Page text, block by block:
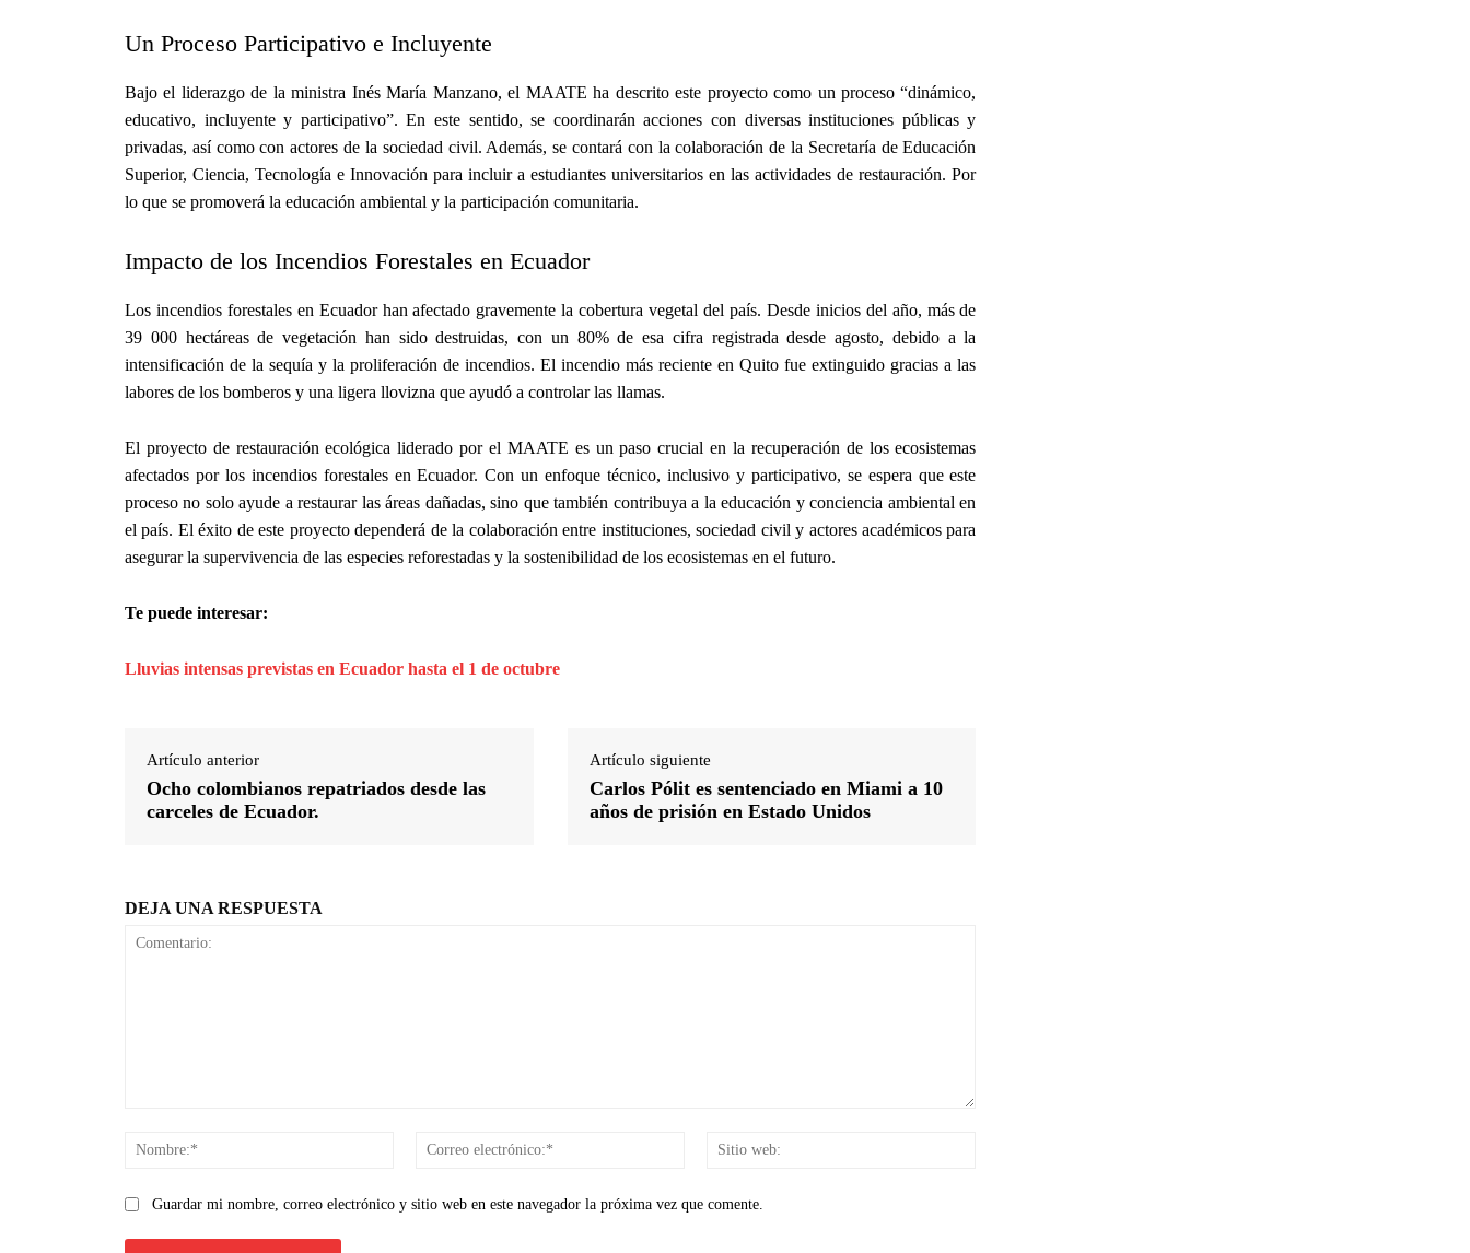
Un Proceso Participativo e Incluyente
Bajo el liderazgo de la ministra Inés María Manzano, el MAATE ha descrito este proyecto como un proceso “dinámico,
educativo, incluyente y participativo”. En este sentido, se coordinarán acciones con diversas instituciones públicas y
privadas, así como con actores de la sociedad civil. Además, se contará con la colaboración de la Secretaría de Educación
Superior, Ciencia, Tecnología e Innovación para incluir a estudiantes universitarios en las actividades de restauración. Por
lo que se promoverá la educación ambiental y la participación comunitaria.
Impacto de los Incendios Forestales en Ecuador
Los incendios forestales en Ecuador han afectado gravemente la cobertura vegetal del país. Desde inicios del año, más de
39 000 hectáreas de vegetación han sido destruidas, con un 80% de esa cifra registrada desde agosto, debido a la
intensificación de la sequía y la proliferación de incendios. El incendio más reciente en Quito fue extinguido gracias a las
labores de los bomberos y una ligera llovizna que ayudó a controlar las llamas.
El proyecto de restauración ecológica liderado por el MAATE es un paso crucial en la recuperación de los ecosistemas
afectados por los incendios forestales en Ecuador. Con un enfoque técnico, inclusivo y participativo, se espera que este
proceso no solo ayude a restaurar las áreas dañadas, sino que también contribuya a la educación y conciencia ambiental en
el país. El éxito de este proyecto dependerá de la colaboración entre instituciones, sociedad civil y actores académicos para
asegurar la supervivencia de las especies reforestadas y la sostenibilidad de los ecosistemas en el futuro.
Te puede interesar:
Lluvias intensas previstas en Ecuador hasta el 1 de octubre
Artículo anterior
Ocho colombianos repatriados desde las
carceles de Ecuador.
Artículo siguiente
Carlos Pólit es sentenciado en Miami a 10
años de prisión en Estado Unidos
DEJA UNA RESPUESTA
Nombre:*
Correo
Guardar mi nombre, correo electrónico y sitio web en este navegador la próxima vez que comente.